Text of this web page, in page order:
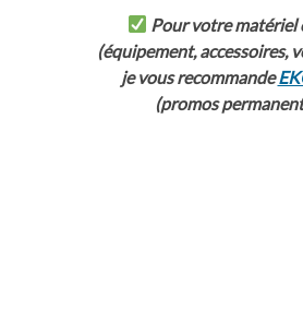
Pour votre matériel
(équipement, accessoires,
je vous recommande
(promos